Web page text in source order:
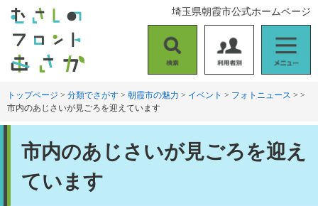
す
。
し
て
索
用
者
ニ
ュ
埼玉県朝霞市公式ホームページ
トップページ > 分類でさがす > 朝霞市の魅力 > イベント > フォトニュース > >
市内のあじさいが見ごろを迎えています
市内のあじさいが見ごろを迎え
ています